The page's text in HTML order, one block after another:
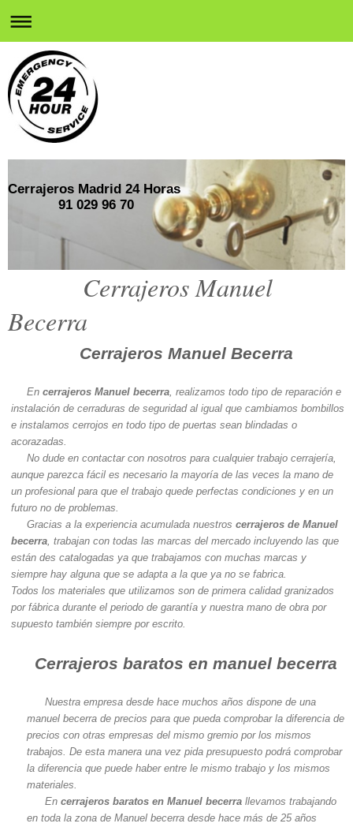
Cerrajeros Madrid 24 Horas
91 029 96 70
Cerrajeros Manuel
Becerra
Cerrajeros Manuel Becerra
En cerrajeros Manuel becerra , realizamos todo tipo de reparación e
instalación de cerraduras de seguridad al igual que cambiamos bombillos
e instalamos cerrojos en todo tipo de puertas sean blindadas o
acorazadas.
No dude en contactar con nosotros para cualquier trabajo cerrajería,
aunque parezca fácil es necesario la mayoría de las veces la mano de
un profesional para que el trabajo quede perfectas condiciones y en un
futuro no de problemas.
Gracias a la experiencia acumulada nuestros cerrajeros de Manuel
becerra , trabajan con todas las marcas del mercado incluyendo las que
están des catalogadas ya que trabajamos con muchas marcas y
siempre hay alguna que se adapta a la que ya no se fabrica.
Todos los materiales que utilizamos son de primera calidad granizados
por fábrica durante el periodo de garantía y nuestra mano de obra por
supuesto también siempre por escrito.
Cerrajeros baratos en manuel becerra
Nuestra empresa desde hace muchos años dispone de una
manuel becerra de precios para que pueda comprobar la diferencia de
precios con otras empresas del mismo gremio por los mismos
trabajos. De esta manera una vez pida presupuesto podrá comprobar
la diferencia que puede haber entre le mismo trabajo y los mismos
materiales.
Encerrajeros baratos en Manuel becerra llevamos trabajando
en toda la zona de Manuel becerra desde hace más de 25 años